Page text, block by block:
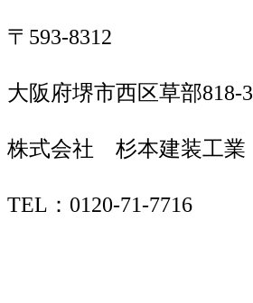
〒593-8312
大阪府堺市西区草部818-3
株式会社 杉本建装工業
TEL：0120-71-7716